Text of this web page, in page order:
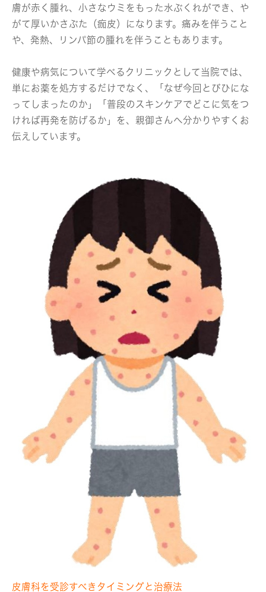
膚が赤く腫れ、小さなウミをもった水ぶくれができ、や
がて厚いかさぶた（痂皮）になります。痛みを伴うこと
や、発熱、リンパ節の腫れを伴うこともあります。
健康や病気について学べるクリニックとして当院では、
単にお薬を処方するだけでなく、「なぜ今回とびひにな
ってしまったのか」「普段のスキンケアでどこに気をつ
ければ再発を防げるか」を、親御さんへ分かりやすくお
伝えしています。
皮膚科を受診すべきタイミングと治療法